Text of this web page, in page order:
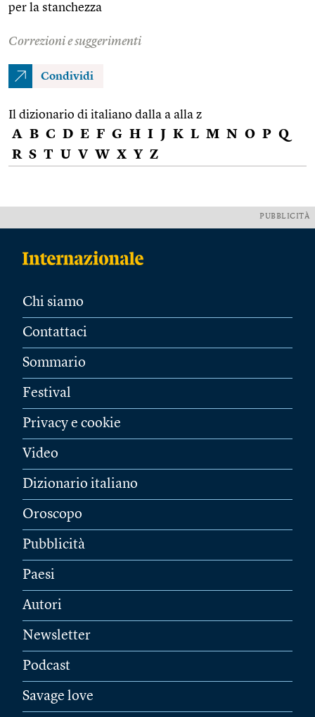
per la stanchezza
Correzioni e suggerimenti
Condividi
Il dizionario di italiano dalla a alla z
A B C D E F G H I J K L M N O P Q
R S T U V W X Y Z
PUBBLICITÀ
Chi siamo
Contattaci
Sommario
Festival
Privacy e cookie
Video
Dizionario italiano
Oroscopo
Pubblicità
Paesi
Autori
Newsletter
Podcast
Savage love